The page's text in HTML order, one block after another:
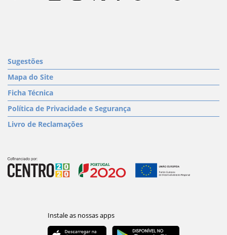
Sugestões
Mapa do Site
Ficha Técnica
Política de Privacidade e Segurança
Livro de Reclamações